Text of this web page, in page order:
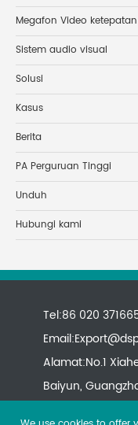
Megafon Video ketepatan
Sistem audio visual
Solusi
Kasus
Berita
PA Perguruan Tinggi
Unduh
Hubungi kami
Tel:86 020
Email:
Alamat:No.1
Baiyun,